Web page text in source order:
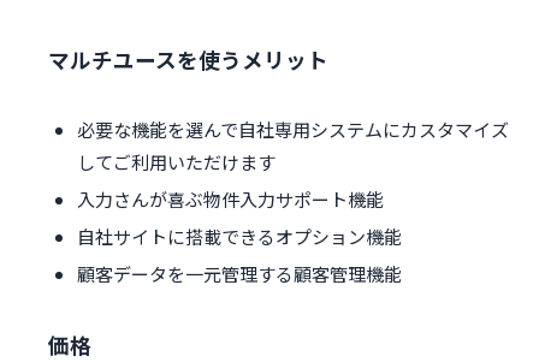
マルチユースを使うメリット
必要な機能を選んで自社専用システムにカスタマイズ
してご利用いただけます
入力さんが喜ぶ物件入力サポート機能
自社サイトに搭載できるオプション機能
顧客データを一元管理する顧客管理機能
価格